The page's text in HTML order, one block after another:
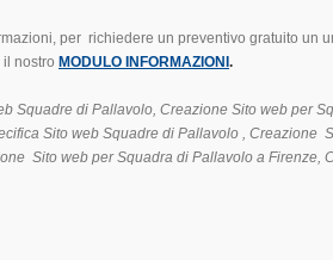
per richiedere un preventivo gratuito un
il nostro MODULO INFORMAZIONI .
Squadre di Pallavolo, Creazione Sito web per
Sito web Squadre di Pallavolo , Creazione
Sito web perSquadra di Pallavolo a Firenze,